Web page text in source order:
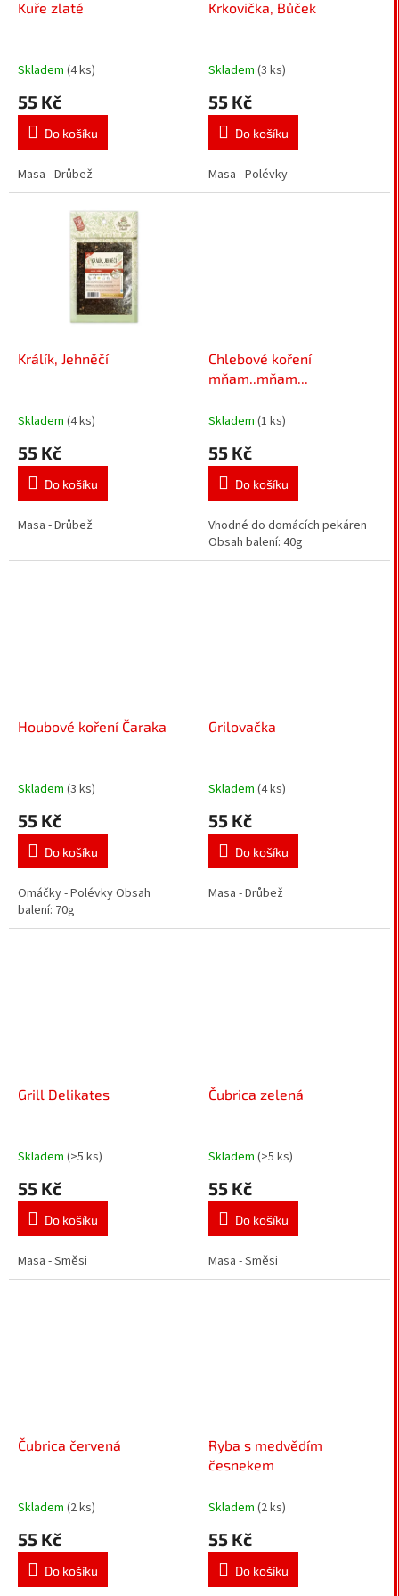
Kuře zlaté
Skladem (4 ks)
55 Kč
Do košíku
Masa - Drůbež
Krkovička, Bůček
Skladem (3 ks)
55 Kč
Do košíku
Masa - Polévky
Králík, Jehněčí
Skladem (4 ks)
55 Kč
Do košíku
Masa - Drůbež
Chlebové koření
mňam..mňam...
Skladem (1 ks)
55 Kč
Do košíku
Vhodné do domácích pekáren
Obsah balení: 40g
Houbové koření Čaraka
Skladem (3 ks)
55 Kč
Do košíku
Omáčky - Polévky Obsah
balení: 70g
Grilovačka
Skladem (4 ks)
55 Kč
Do košíku
Masa - Drůbež
Grill Delikates
Skladem (>5 ks)
55 Kč
Do košíku
Masa - Směsi
Čubrica zelená
Skladem (>5 ks)
55 Kč
Do košíku
Masa - Směsi
Čubrica červená
Skladem (2 ks)
55 Kč
Do košíku
Ryba s medvědím
česnekem
Skladem (2 ks)
55 Kč
Do košíku